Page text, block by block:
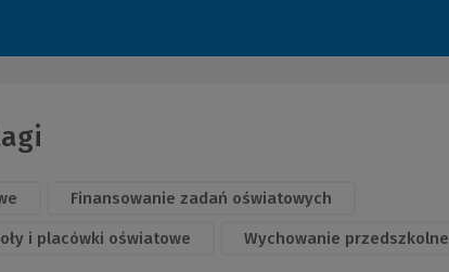
Finansowanie zadań oświatowych
i placówki oświatowe Wychowanie przedszkolne